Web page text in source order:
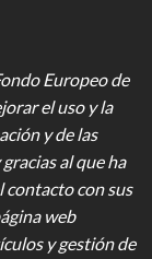
Europeo de
el uso y la
y de las
al que ha
contacto con sus
web
y gestión de